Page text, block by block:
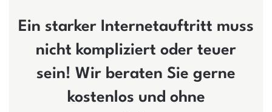
Ein starker Internetauftritt muss
nicht kompliziert oder teuer
sein! Wir beraten Sie gerne
kostenlos und ohne